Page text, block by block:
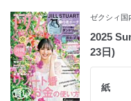
ゼクシィ国
2025
23日)
紙